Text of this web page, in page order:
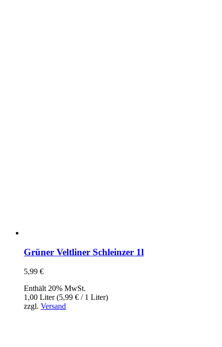
Grüner Veltliner Schleinzer 1l
5,99 €
Enthält 20% MwSt.
1,00 Liter (5,99 € / 1 Liter)
zzgl. Versand